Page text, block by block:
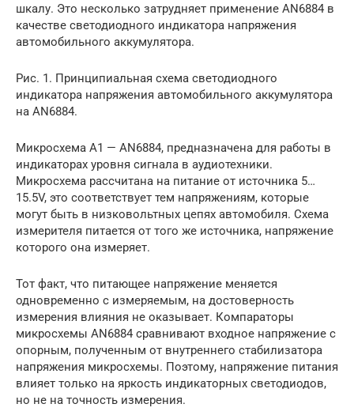
шкалу. Это несколько затрудняет применение AN6884 в
качестве светодиодного индикатора напряжения
автомобильного аккумулятора.
Рис. 1. Принципиальная схема светодиодного
индикатора напряжения автомобильного аккумулятора
на AN6884.
Микросхема А1 — AN6884, предназначена для работы в
индикаторах уровня сигнала в аудиотехники.
Микросхема рассчитана на питание от источника 5…
15.5V, это соответствует тем напряжениям, которые
могут быть в низковольтных цепях автомобиля. Схема
измерителя питается от того же источника, напряжение
которого она измеряет.
Тот факт, что питающее напряжение меняется
одновременно с измеряемым, на достоверность
измерения влияния не оказывает. Компараторы
микросхемы AN6884 сравнивают входное напряжение с
опорным, полученным от внутреннего стабилизатора
напряжения микросхемы. Поэтому, напряжение питания
влияет только на яркость индикаторных светодиодов,
но не на точность измерения.